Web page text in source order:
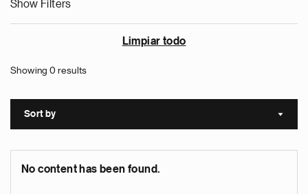
Show Filters
Limpiar todo
Showing 0 results
Sort by Sort
No content has been found.